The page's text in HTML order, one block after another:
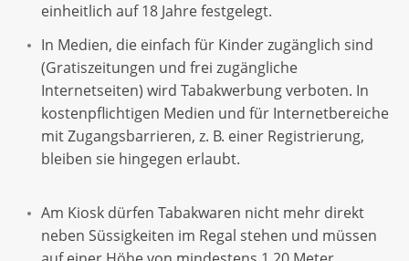
einheitlich auf 18 Jahre festgelegt.
In Medien, die einfach für Kinder zugänglich sind
(Gratiszeitungen und frei zugängliche
Internetseiten) wird Tabakwerbung verboten. In
kostenpflichtigen Medien und für Internetbereiche
mit Zugangsbarrieren, z. B. einer Registrierung,
bleiben sie hingegen erlaubt.
Am Kiosk dürfen Tabakwaren nicht mehr direkt
neben Süssigkeiten im Regal stehen und müssen